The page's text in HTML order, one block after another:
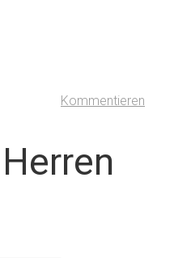
Kommentieren